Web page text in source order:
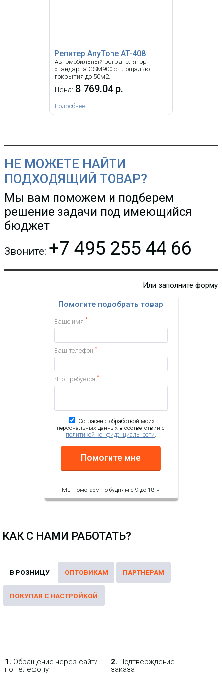
-
Внешний LTE клиент
MWTech LTE Station M10
15 250.50 р.
КУПИТЬ
Цена:18 300.60 р.
i
MWTech LTE Station M15 –
обновленная, улучшенная версия
LTE Station M14,
интернету 4-го поколения
стандарта LTE
Репитер AnyTone AT-408
Автомобильный ретранслятор
стандарта GSM900 с площадью
покрытия до 50м2.
Цена: 8 769.04 р.
Подробнее
НЕ МОЖЕТЕ НАЙТИ
ПОДХОДЯЩИЙ ТОВАР?
Мы вам поможем и подберем
решение задачи под имеющийся
бюджет
Звоните: +7 495 255 44 66
Или заполните форму
Помогите подобрать товар
Ваше имя *
Ваш телефон *
Что требуется *
Согласен с обработкой моих
персональных данных в соответствии с
политикой конфиденциальности
Помогите мне
Мы помогаем по будням с 9 до 18 ч
КАК С НАМИ РАБОТАТЬ?
1. Обращение через сайт/
по телефону
2. Подтверждение
заказа